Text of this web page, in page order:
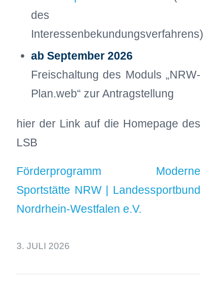
des
Interessenbekundungsverfahrens)
ab September 2026
Freischaltung des Moduls „NRW-
Plan.web“ zur Antragstellung
hier der Link auf die Homepage des
LSB
Förderprogramm Moderne
Sportstätte NRW | Landessportbund
Nordrhein-Westfalen e.V.
3. JULI 2026